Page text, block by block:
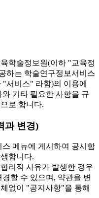
학술정보원(이하 "교육정
하는 학술연구정보서비스
"서비스" 라함)의 이용에
기타 필요한 사항을 규
로 합니다.
과 변경)
메뉴에 게시하여 공시함
합니다.
리적 사유가 발생한 경우
할 수 있으며, 약관을 변
없이 "공지사항"을 통해